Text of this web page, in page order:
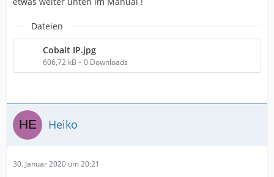
Dateien
Cobalt IP.jpg
606,72 kB – 0 Downloads
Heiko
30. Januar 2020 um 20:21